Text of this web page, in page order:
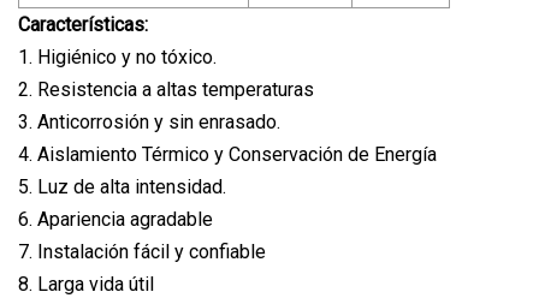
Características:
1. Higiénico y no tóxico.
2. Resistencia a altas temperaturas
3. Anticorrosión y sin enrasado.
4. Aislamiento Térmico y Conservación de Energía
5. Luz de alta intensidad.
6. Apariencia agradable
7. Instalación fácil y confiable
8. Larga vida útil